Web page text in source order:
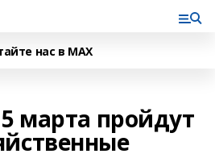
нас в MAX
марта пройдут